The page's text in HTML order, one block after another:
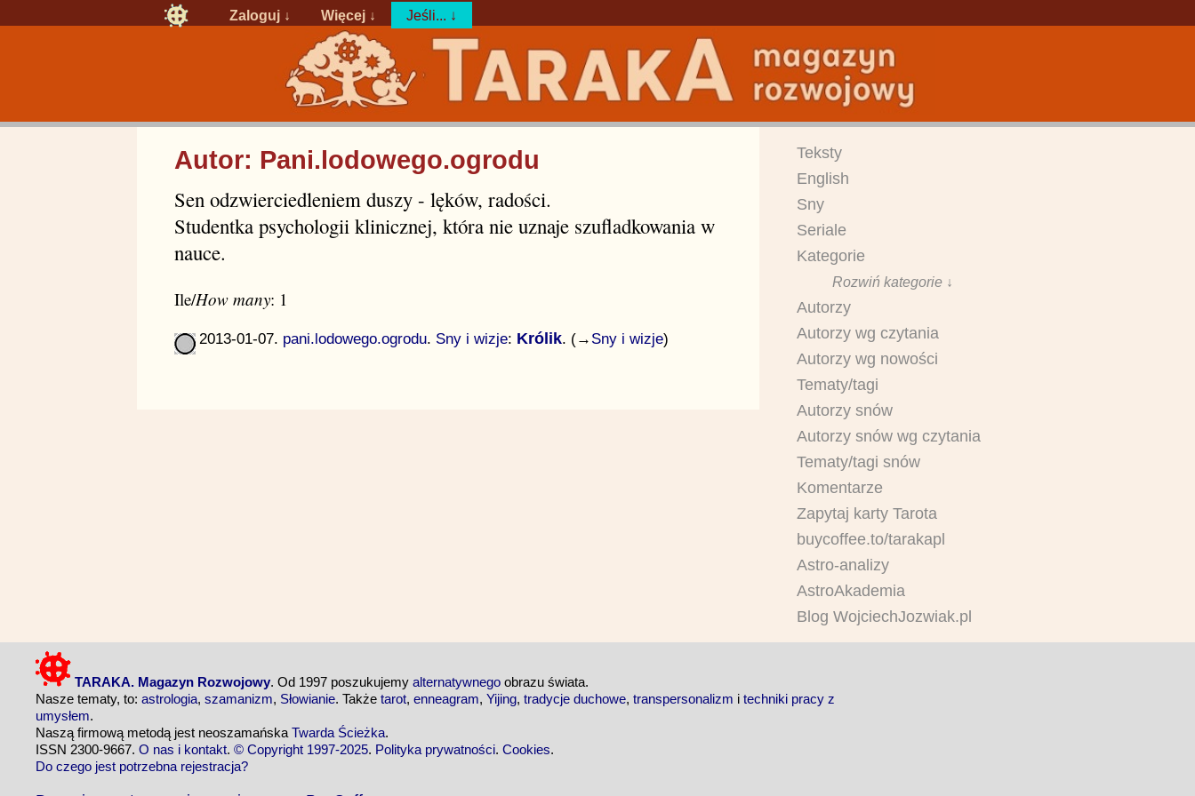
Zaloguj ↓ Więcej ↓ Jeśli... ↓
Autor: Pani.lodowego.ogrodu
Sen odzwierciedleniem duszy - lęków, radości.
Studentka psychologii klinicznej, która nie uznaje szufladkowania w
nauce.
Ile/How many: 1
2013-01-07. pani.lodowego.ogrodu. Sny i wizje: Królik. (→ Sny i wizje)
Teksty
English
Sny
Seriale
Kategorie
Rozwiń kategorie ↓
Autorzy
Autorzy wg czytania
Autorzy wg nowości
Tematy/tagi
Autorzy snów
Autorzy snów wg czytania
Tematy/tagi snów
Komentarze
Zapytaj karty Tarota
buycoffee.to/tarakapl
Astro-analizy
AstroAkademia
Blog WojciechJozwiak.pl
TARAKA. Magazyn Rozwojowy. Od 1997 poszukujemy alternatywnego obrazu świata.
Nasze tematy, to: astrologia, szamanizm, Słowianie. Także tarot, enneagram, Yijing, tradycje duchowe, transpersonalizm i techniki pracy z
umysłem.
Naszą firmową metodą jest neoszamańska Twarda Ścieżka.
ISSN 2300-9667. O nas i kontakt. © Copyright 1997-2025. Polityka prywatności. Cookies.
Do czego jest potrzebna rejestracja?